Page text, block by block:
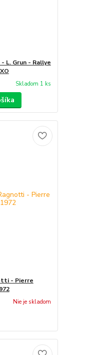
L. Grun - Rallye
Skladom 1 ks
- Pierre
Nie je skladom